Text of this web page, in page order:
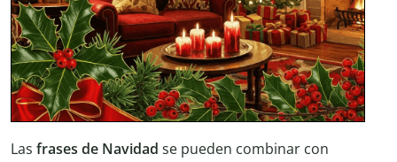
Las frases de Navidad se pueden combinar con